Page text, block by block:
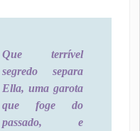
Que terrível
segredo separa
Ella, uma garota
que foge do
passado, e